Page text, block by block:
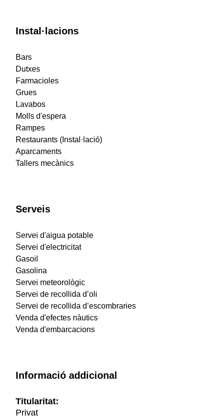
Instal·lacions
Bars
Dutxes
Farmacioles
Grues
Lavabos
Molls d'espera
Rampes
Restaurants (Instal·lació)
Aparcaments
Tallers mecànics
Serveis
Servei d'aigua potable
Servei d'electricitat
Gasoil
Gasolina
Servei meteorològic
Servei de recollida d’oli
Servei de recollida d’escombraries
Venda d'efectes nàutics
Venda d'embarcacions
Informació addicional
Titularitat:
Privat